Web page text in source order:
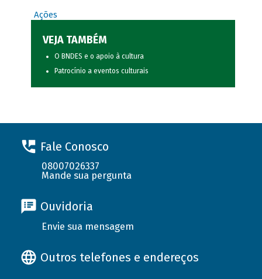
Ações
VEJA TAMBÉM
O BNDES e o apoio à cultura
Patrocínio a eventos culturais
Fale Conosco
08007026337
Mande sua pergunta
Ouvidoria
Envie sua mensagem
Outros telefones e endereços